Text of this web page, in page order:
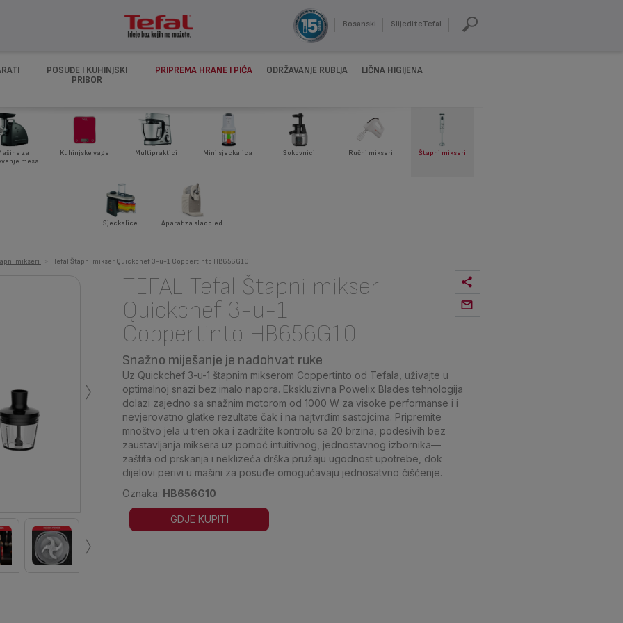
Bosanski SlijediteTefal
POSUĐE I KUHINJSKI
PRIBOR
PRIPREMA HRANE I PIĆA ODRŽAVANJE RUBLJA LIČNA HIGIJENA
za
mesa
Kuhinjske vage Multipraktici Mini sjeckalica Sokovnici Ručni mikseri Štapni mikseri
Sjeckalice Aparat za sladoled
mikseri Tefal Štapni mikser Quickchef 3-u-1 Coppertinto HB656G10
›
›
TEFAL Tefal Štapni mikser
Quickchef 3-u-1
Coppertinto HB656G10
Snažno miješanje je nadohvat ruke
Uz Quickchef 3-u-1 štapnim mikserom Coppertinto od Tefala, uživajte u
optimalnoj snazi bez imalo napora. Ekskluzivna Powelix Blades tehnologija
dolazi zajedno sa snažnim motorom od 1000 W za visoke performanse i i
nevjerovatno glatke rezultate čak i na najtvrđim sastojcima. Pripremite
mnoštvo jela u tren oka i zadržite kontrolu sa 20 brzina, podesivih bez
zaustavljanja miksera uz pomoć intuitivnog, jednostavnog izbornika—
zaštita od prskanja i neklizeća drška pružaju ugodnost upotrebe, dok
dijelovi perivi u mašini za posuđe omogućavaju jednosatvno čišćenje.
Oznaka: HB656G10
GDJE KUPITI